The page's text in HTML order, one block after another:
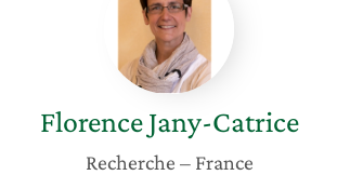
Catrice
Florence Jany-Catrice
Recherche – France